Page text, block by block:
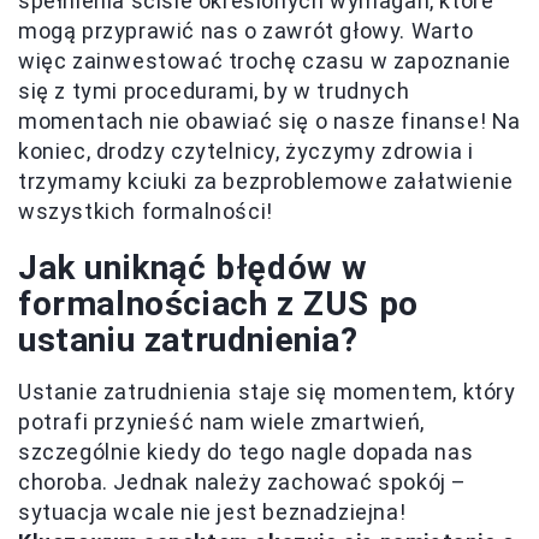
mogą przyprawić nas o zawrót głowy. Warto
więc zainwestować trochę czasu w zapoznanie
się z tymi procedurami, by w trudnych
momentach nie obawiać się o nasze finanse! Na
koniec, drodzy czytelnicy, życzymy zdrowia i
trzymamy kciuki za bezproblemowe załatwienie
wszystkich formalności!
Jak uniknąć błędów w
formalnościach z ZUS po
ustaniu zatrudnienia?
Ustanie zatrudnienia staje się momentem, który
potrafi przynieść nam wiele zmartwień,
szczególnie kiedy do tego nagle dopada nas
choroba. Jednak należy zachować spokój –
sytuacja wcale nie jest beznadziejna!